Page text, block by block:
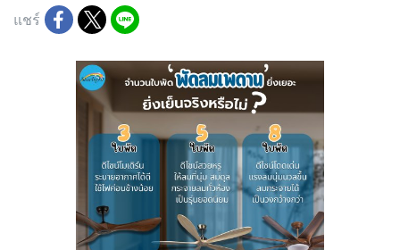
แชร์